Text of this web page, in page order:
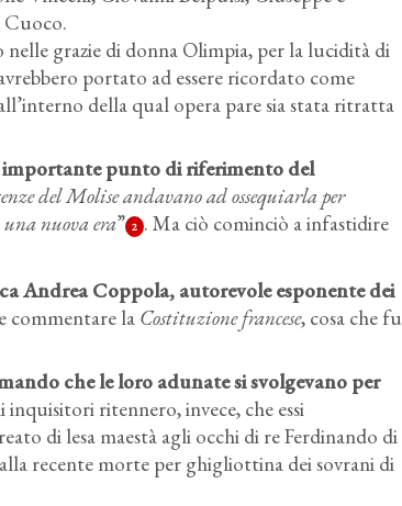
Cuoco.
grazie di donna Olimpia, per la lucidità di
portato ad essere ricordato come
della qual opera pare sia stata ritratta
punto di riferimento del
del Molise andavano ad ossequiarla per
nuova era” 2 . Ma ciò cominciò a infastidire
Andrea Coppola, autorevole esponente dei
commentare la Costituzione francese, cosa che fu
che le loro adunate si svolgevano per
ritennero, invece, che essi
di lesa maestà agli occhi di re Ferdinando di
recente morte per ghigliottina dei sovrani di